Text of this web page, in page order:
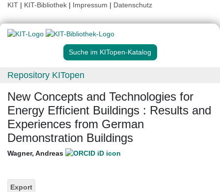
KIT | KIT-Bibliothek | Impressum | Datenschutz
Suche im KITopen-Katalog
Repository KITopen
New Concepts and Technologies for
Energy Efficient Buildings : Results and
Experiences from German
Demonstration Buildings
Wagner, Andreas
Export